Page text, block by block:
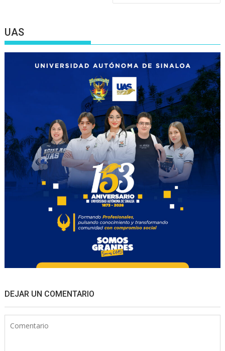
UAS
DEJAR UN COMENTARIO